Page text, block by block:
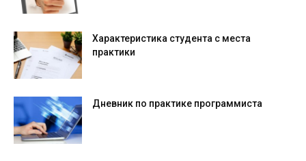
Характеристика студента с места
практики
Дневник по практике программиста